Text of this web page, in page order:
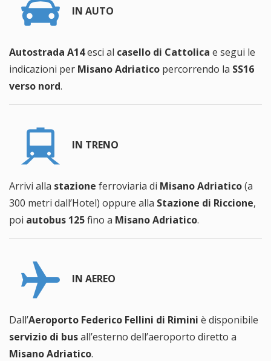
IN AUTO
Autostrada A14esci al casello di Cattolica e segui le
indicazioni per Misano Adriatico percorrendo la SS16
verso nord.
IN TRENO
Arrivi alla stazione ferroviaria di Misano Adriatico(a
300 metri dall’Hotel) oppure alla Stazione di Riccione,
poi autobus 125fino a Misano Adriatico.
IN AEREO
Dall’Aeroporto Federico Fellini di Rimini è disponibile
servizio di busall’esterno dell’aeroporto diretto a
Misano Adriatico.